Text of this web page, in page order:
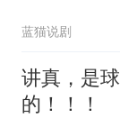
蓝猫说剧
讲真，是
的！！！